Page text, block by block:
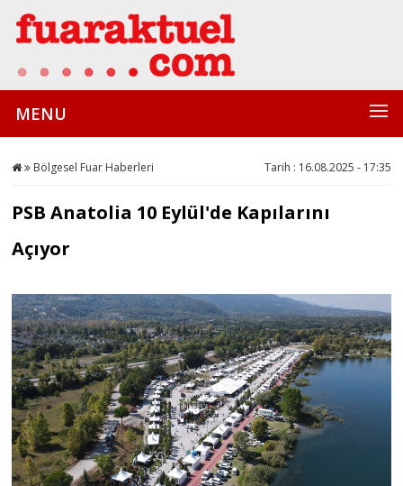
MENU
Bölgesel Fuar Haberleri Tarih : 16.08.2025 - 17:35
PSB Anatolia 10 Eylül'de Kapılarını
Açıyor